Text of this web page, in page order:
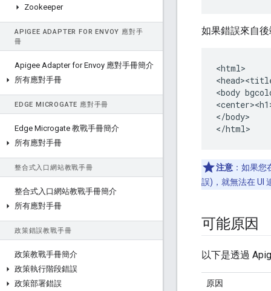
Zookeeper
APIGEE ADAPTER FOR ENVOY 應對手
冊
Apigee Adapter for Envoy 應對手冊簡介
所有應對手冊
EDGE MICROGATE 應對手冊
Edge Microgate 教戰手冊簡介
所有應對手冊
整合式入口網站教戰手冊
整合式入口網站教戰手冊簡介
所有應對手冊
政策錯誤教戰手冊
政策教戰手冊簡介
政策執行階段錯誤
政策部署錯誤
如果錯誤來自
<html>
<body
</body>
</html>
注意 ：如果
誤)，就無法在 UI
可能原因
以下是透過
原因